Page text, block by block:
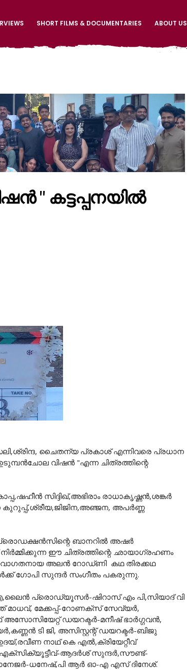
SHORT FILMS & DOCUMENTARIES ABOUT US
" കട്ടപ്പനയിൽ
ചൈതന്യ പ്രകാശ് എന്നിവരെ പ്രധാന
വിഷൻ "എന്ന ചിത്രത്തിന്റെ
സിദ്ദിഖ്,അഭിരാം രാധാകൃഷ്ണൻ,ശങ്കർ
അപർണ്ണ
ബാനറിൽ അഷർ
ഈ ചിത്രത്തിന്റെ ഛായാഗ്രഹണം
അലൻ റോഡ്ണി കഥ തിരക്കഥ
ഗോപി സുന്ദർ സംഗീതം പകരുന്നു.
പ്രൊഡ്യൂസർ-ഷിറാസ് എം പി,സിയാദ് വി
മേക്കപ്പ്-റോണക്സ് സേവ്യർ,
അസോസിയേറ്റ് ഡയറക്ടർ-മനീഷ് ഭാർഗ്ഗവൻ,
ടി ജി, അസിസ്റ്റന്റ് ഡയറക്ടർ-ബിജു
നാഥ് കെ എൽ,ക്രിയേറ്റീവ്
ആദർശ് സുന്ദർ,സൗണ്ട്-
ധനേഷ്,പി ആർ ഓ-എ എസ് ദിനേശ്.